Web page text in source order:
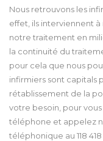
Nous retrouvons les
effet, ils interviennent
notre traitement en
la continuité du
pour cela que nous
infirmiers sont capitals
rétablissement de la
votre besoin, pour
téléphone et appelez
téléphonique au 118 418